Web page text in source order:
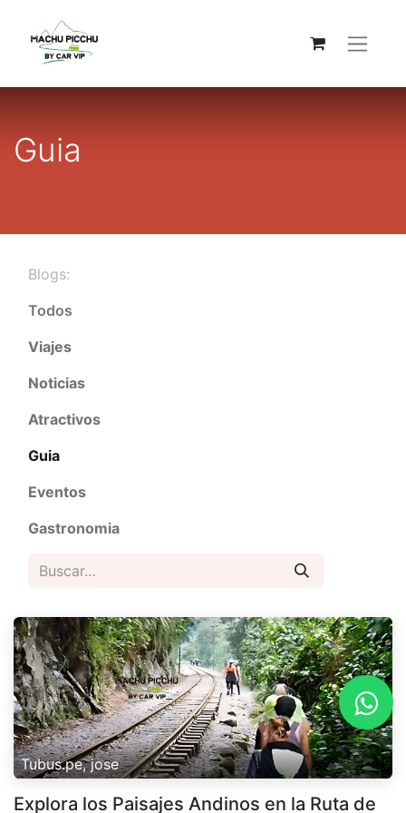
Guia
Blogs:
Todos
Viajes
Noticias
Atractivos
Guia
Eventos
Gastronomia
Tubus.pe, jose
Explora los Paisajes Andinos en la Ruta de